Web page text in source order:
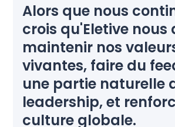
Alors que nous
crois qu'Eletive nous
maintenir nos
vivantes, faire du
une partie naturelle
leadership, et
culture globale.